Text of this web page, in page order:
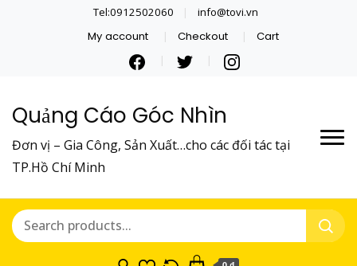
Tel:0912502060 info@tovi.vn
My account Checkout Cart
Quảng Cáo Góc Nhìn
Đơn vị – Gia Công, Sản Xuất…cho các đối tác tại
TP.Hồ Chí Minh